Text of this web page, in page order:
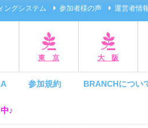
ングシステム 参加者様の声 運営者情
東 京 大 阪
参加規約 BRANCHについ
♪